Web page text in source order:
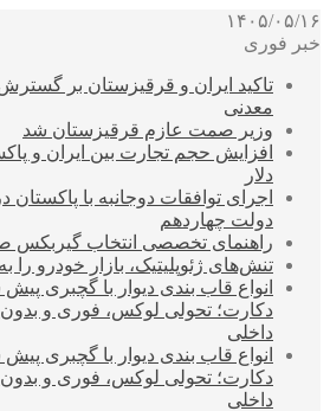
۱۴۰۵/۰۵/۱۶
خبر فوری
تاکید ایران و قرقیزستان بر
معدنی
وزیر صمت عازم قرقیزستان شد
دلار
اجرای توافقات دوجانبه با
دولت چهاردهم
راهنمای تخصصی انتخاب گیربکس
تنش‌های ژئوپلیتیک، بازار خودرو
انواع قاب بندی دیوار با گچبری
دکارت؛ تحولی لوکس، فوری و
داخلی
انواع قاب بندی دیوار با گچبری
دکارت؛ تحولی لوکس، فوری و
داخلی